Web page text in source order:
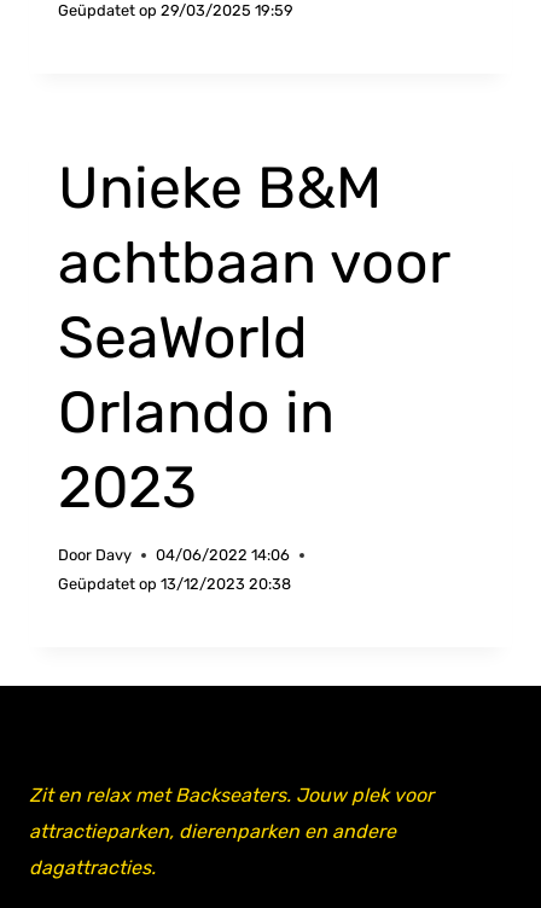
Geüpdatet op 29/03/2025 19:59
Unieke B&M
achtbaan voor
SeaWorld
Orlando in
2023
Door Davy
04/06/2022 14:06
Geüpdatet op 13/12/2023 20:38
Zit en relax met Backseaters. Jouw plek voor
attractieparken, dierenparken en andere
dagattracties.